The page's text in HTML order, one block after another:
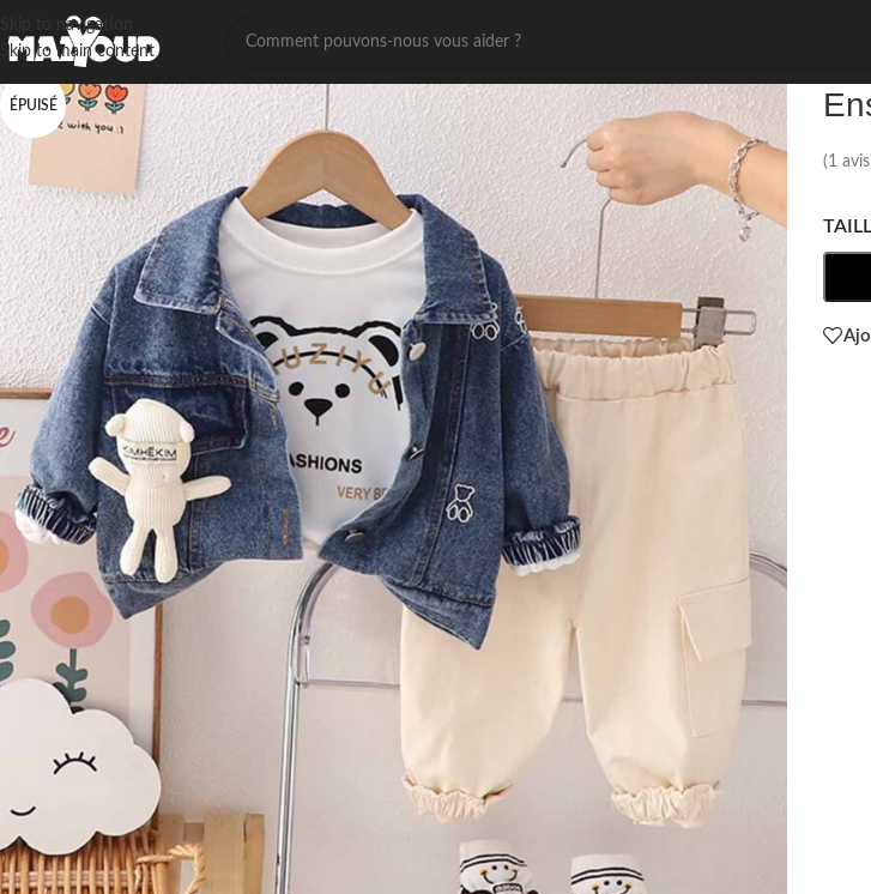
Skip to navigation
Skip to main content
ÉPUISÉ
(1